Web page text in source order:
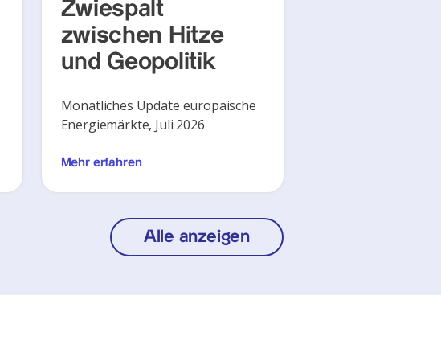
Zwiespalt
zwischen Hitze
und Geopolitik
Monatliches Update europäische
Energiemärkte, Juli 2026
Mehr erfahren
Alle anzeigen